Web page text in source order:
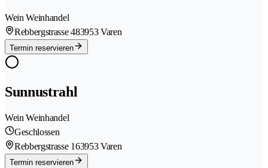
Wein Weinhandel
Rebbergstrasse 483953 Varen
Termin reservieren
Sunnustrahl
Wein Weinhandel
Geschlossen
Rebbergstrasse 163953 Varen
Termin reservieren